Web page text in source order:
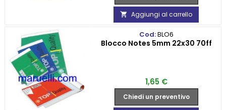
 Aggiungi al carrello
Cod:BLO6
Blocco Notes 5mm 22x30 70ff
Prezzo
1,65 €
Chiedi un preventivo